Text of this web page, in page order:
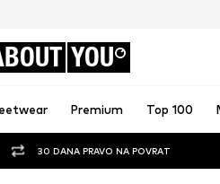
YOU
Premium Top 100
30 DANA PRAVO NA POVRAT